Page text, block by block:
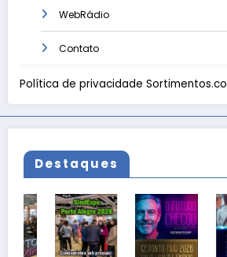
WebRádio
Contato
Política de privacidade
Destaques